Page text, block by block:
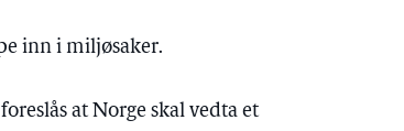
inn i miljøsaker.
at Norge skal vedta et